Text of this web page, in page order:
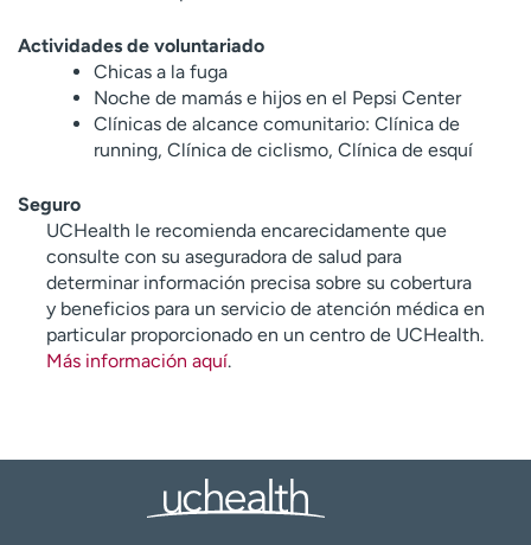
Actividades de voluntariado
Chicas a la fuga
Noche de mamás e hijos en el Pepsi Center
Clínicas de alcance comunitario: Clínica de
running, Clínica de ciclismo, Clínica de esquí
Seguro
UCHealth le recomienda encarecidamente que
consulte con su aseguradora de salud para
determinar información precisa sobre su cobertura
y beneficios para un servicio de atención médica en
particular proporcionado en un centro de UCHealth.
Más información aquí.